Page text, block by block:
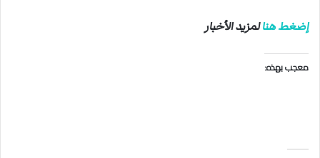
إضغط هنالمزيد الأخبار
معجب بهذه: